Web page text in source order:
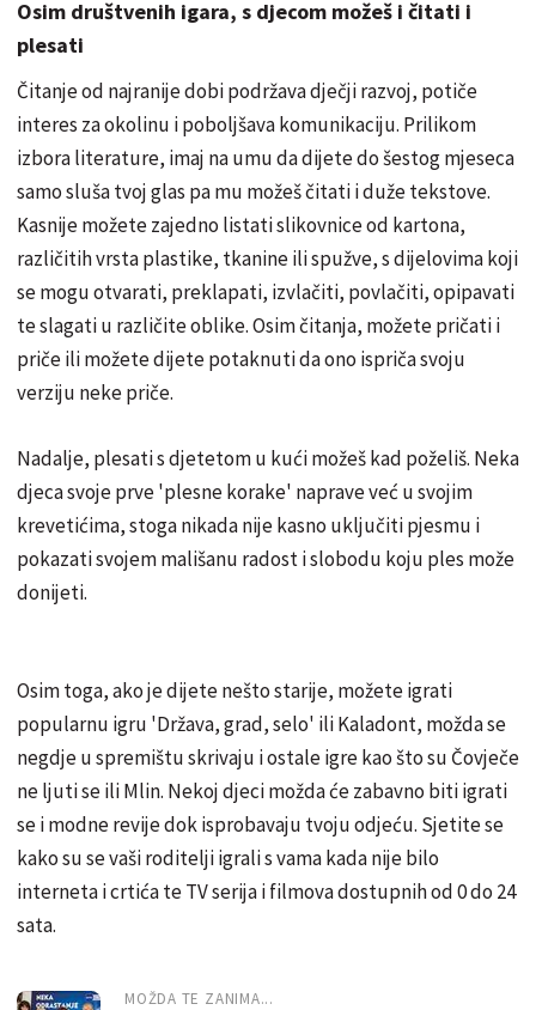
Osim društvenih igara, s djecom možeš i čitati i
plesati
Čitanje od najranije dobi podržava dječji razvoj, potiče
interes za okolinu i poboljšava komunikaciju. Prilikom
izbora literature, imaj na umu da dijete do šestog mjeseca
samo sluša tvoj glas pa mu možeš čitati i duže tekstove.
Kasnije možete zajedno listati slikovnice od kartona,
različitih vrsta plastike, tkanine ili spužve, s dijelovima koji
se mogu otvarati, preklapati, izvlačiti, povlačiti, opipavati
te slagati u različite oblike. Osim čitanja, možete pričati i
priče ili možete dijete potaknuti da ono ispriča svoju
verziju neke priče.
Nadalje, plesati s djetetom u kući možeš kad poželiš. Neka
djeca svoje prve 'plesne korake' naprave već u svojim
krevetićima, stoga nikada nije kasno uključiti pjesmu i
pokazati svojem mališanu radost i slobodu koju ples može
donijeti.
Osim toga, ako je dijete nešto starije, možete igrati
popularnu igru 'Država, grad, selo' ili Kaladont, možda se
negdje u spremištu skrivaju i ostale igre kao što su Čovječe
ne ljuti se ili Mlin. Nekoj djeci možda će zabavno biti igrati
se i modne revije dok isprobavaju tvoju odjeću. Sjetite se
kako su se vaši roditelji igrali s vama kada nije bilo
interneta i crtića te TV serija i filmova dostupnih od 0 do 24
sata.
MOŽDA TE ZANIMA...